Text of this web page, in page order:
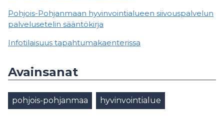
Pohjois-Pohjanmaan hyvinvointialueen siivouspalvelun
palvelusetelin sääntökirja
Infotilaisuus tapahtumakaenterissa
Avainsanat
pohjois-pohjanmaa hyvinvointialue